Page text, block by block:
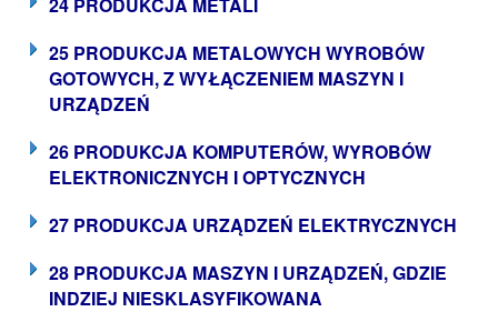
25 PRODUKCJA METALOWYCH WYROBÓW
GOTOWYCH, Z WYŁĄCZENIEM MASZYN I
URZĄDZEŃ
26 PRODUKCJA KOMPUTERÓW, WYROBÓW
ELEKTRONICZNYCH I OPTYCZNYCH
27 PRODUKCJA URZĄDZEŃ ELEKTRYCZNYCH
28 PRODUKCJA MASZYN I URZĄDZEŃ, GDZIE
INDZIEJ NIESKLASYFIKOWANA